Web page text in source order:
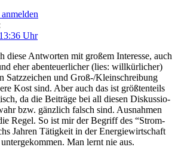
Uhr
die­se Ant­wor­ten mit gro­ßem Inter­es­se, auch
eher aben­teu­er­li­cher (lies: will­kür­li­cher)
Satz­zei­chen und Groß-/Klein­schrei­bung
Kost sind. Aber auch das ist größ­ten­teils
da die Bei­trä­ge bei all die­sen Dis­kus­sio­
bzw. gänz­lich falsch sind. Aus­nah­men
Regel. So ist mir der Begriff des “Strom­
Jah­ren Tätig­keit in der Ener­gie­wirt­schaft
Man lernt nie aus.